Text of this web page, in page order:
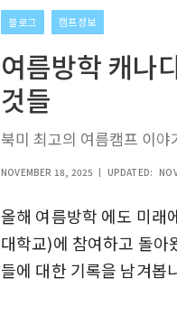
블로그 캠프정보
여름방학 캐나
것들
북미 최고의 여름캠프 이야
NOVEMBER 18, 2025 UPDATED:
올해 여름방학 에도 미래
대학교)에 참여하고 돌아
들에 대한 기록을 남겨봅